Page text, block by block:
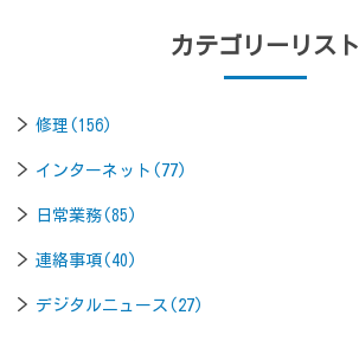
カテゴリーリスト
修理(156)
インターネット(77)
日常業務(85)
連絡事項(40)
デジタルニュース(27)